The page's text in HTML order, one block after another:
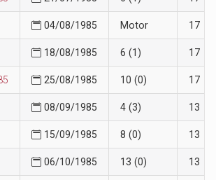
04/08/1985 Motor 17
18/08/1985 6 (1) 17
25/08/1985 10 (0) 17
08/09/1985 4 (3) 13
15/09/1985 8 (0) 13
06/10/1985 13 (0) 13